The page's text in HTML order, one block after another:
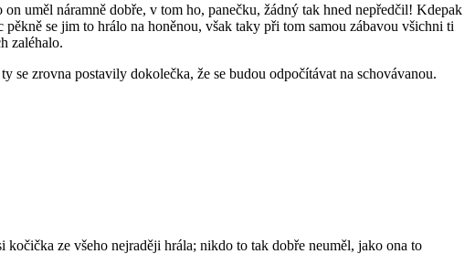
uměl náramně dobře, v tom ho, panečku, žádný tak hned nepředčil! Kdepak
se jim to hrálo na honěnou, však taky při tom samou zábavou všichni ti
zaléhalo.
zrovna postavily dokolečka, že se budou odpočítávat na schovávanou.
ze všeho nejraději hrála; nikdo to tak dobře neuměl, jako ona to